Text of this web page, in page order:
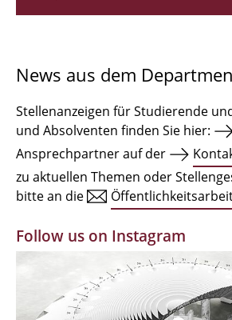
Qualifikationsprofil
Institute
Einrichtungen
Zeichensäle
MBW | Modellbauwerkstatt
Alumni | cloud club
Dokumente und Downloads
News aus dem
Stellenanzeigen für Studierende
und Absolventen finden Sie hier:
Ansprechpartner auf der
zu aktuellen Themen oder
bitte an die
Follow us on Instagram